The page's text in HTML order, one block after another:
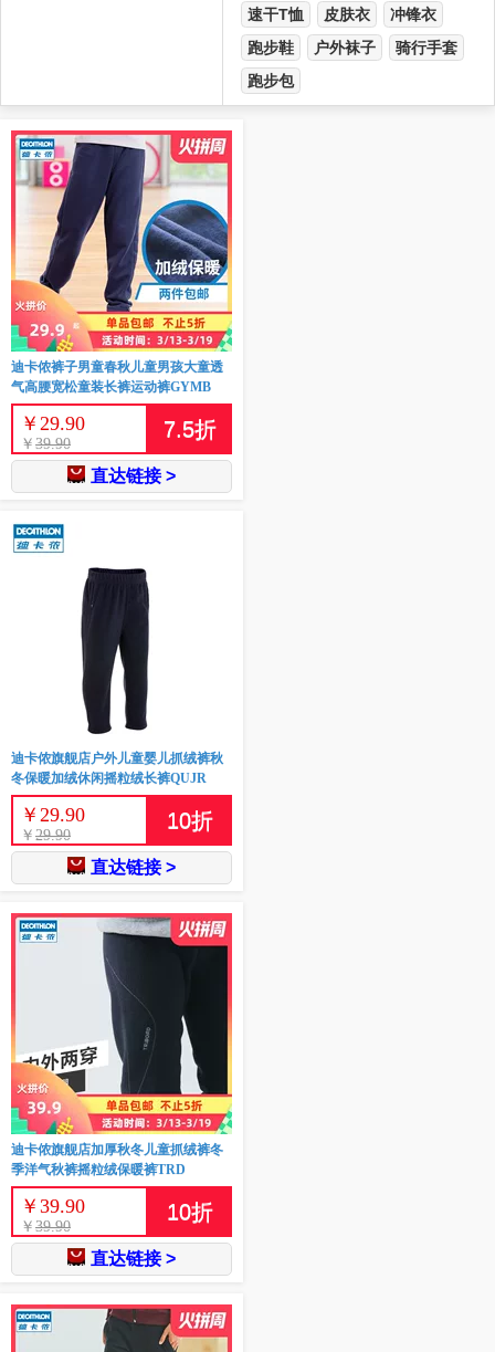
速干T恤
皮肤衣
冲锋衣
跑步鞋
户外袜子
骑行手套
跑步包
迪卡侬裤子男童春秋儿童男孩大童透
气高腰宽松童装长裤运动裤GYMB
￥ 29.90
￥ 39.90
7.5折
直达链接 >
迪卡侬旗舰店户外儿童婴儿抓绒裤秋
冬保暖加绒休闲摇粒绒长裤QUJR
￥ 29.90
￥ 29.90
10折
直达链接 >
迪卡侬旗舰店加厚秋冬儿童抓绒裤冬
季洋气秋裤摇粒绒保暖裤TRD
￥ 39.90
￥ 39.90
10折
直达链接 >